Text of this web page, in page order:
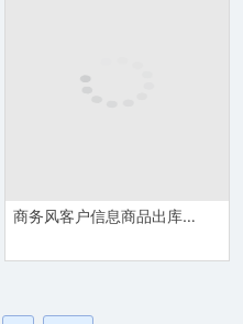
商务风客户信息商品出库明细进销库存管理系统Excel模板